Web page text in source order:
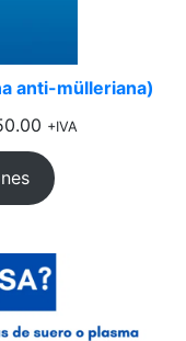
anti-mülleriana)
+IVA